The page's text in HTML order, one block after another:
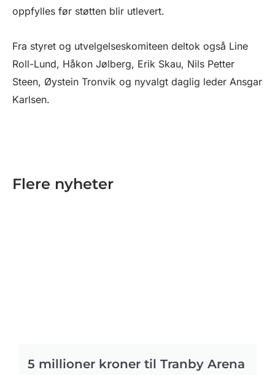
oppfylles før støtten blir utlevert.
Fra styret og utvelgelseskomiteen deltok også Line
Roll-Lund, Håkon Jølberg, Erik Skau, Nils Petter
Steen, Øystein Tronvik og nyvalgt daglig leder Ansgar
Karlsen.
Flere nyheter
5 millioner kroner til Tranby Arena